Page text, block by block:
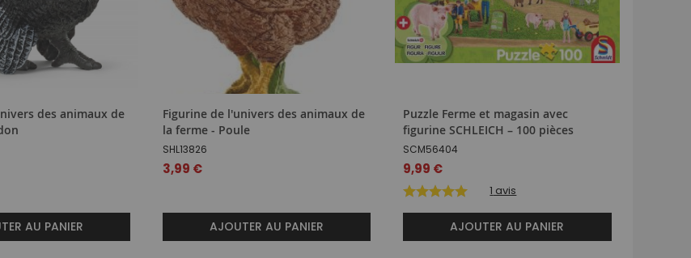
des animaux de
AU PANIER
Figurine de l'univers des animaux de
la ferme - Poule
SHL13826
3,99 €
AJOUTER AU PANIER
Puzzle Ferme et magasin avec
figurine SCHLEICH – 100 pièces
SCM56404
9,99 €
1 avis
AJOUTER AU PANIER